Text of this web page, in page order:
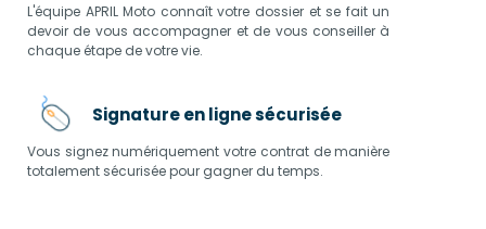
L'équipe APRIL Moto connaît votre dossier et se fait un
devoir de vous accompagner et de vous conseiller à
chaque étape de votre vie.
Signature en ligne sécurisée
Vous signez numériquement votre contrat de manière
totalement sécurisée pour gagner du temps.